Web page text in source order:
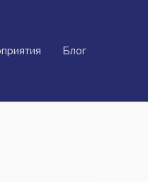
Блог